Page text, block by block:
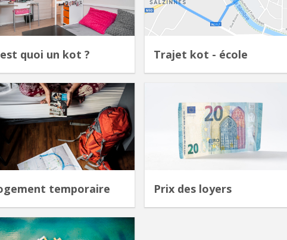
quoi un kot ? Trajet kot - école
temporaire Prix des loyers